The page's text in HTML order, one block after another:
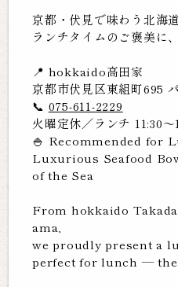
京都・伏見で味わう北海道
ランチタイムのご褒美に
📍 hokkaido高田家
京都市伏見区東組町695
📞 075-611-2229
火曜定休／ランチ 11:30〜
🍚 Recommended for
Luxurious Seafood
of the Sea
From hokkaido
ama,
we proudly present a
perfect for lunch — the